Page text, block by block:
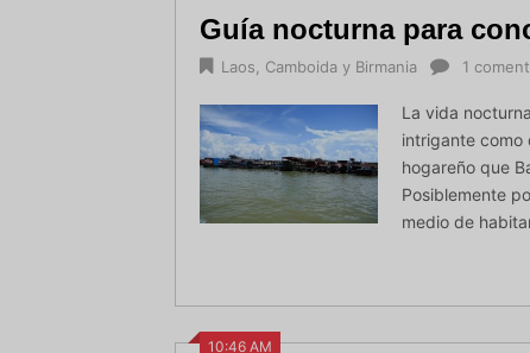
Guía nocturna para
Laos, Camboida y Birmania 1
La vida
intrigante como
hogareño que
Posiblemente
medio de
10:46 AM